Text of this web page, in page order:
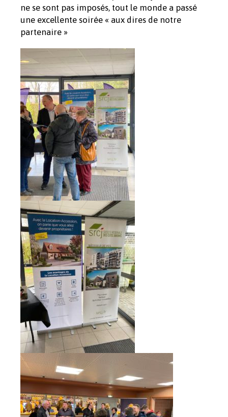
ne se sont pas imposés, tout le monde a passé
une excellente soirée « aux dires de notre
partenaire »